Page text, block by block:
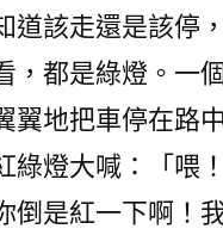
道該走還是該停
，都是綠燈。一
翼地把車停在路
綠燈大喊：「喂
倒是紅一下啊！